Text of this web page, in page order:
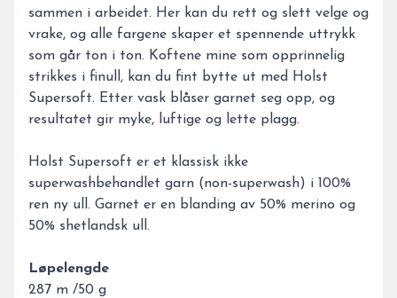
sammen i arbeidet. Her kan du rett og slett velge og
vrake, og alle fargene skaper et spennende uttrykk
som går ton i ton. Koftene mine som opprinnelig
strikkes i finull, kan du fint bytte ut med Holst
Supersoft. Etter vask blåser garnet seg opp, og
resultatet gir myke, luftige og lette plagg.
Holst Supersoft er et klassisk ikke
superwashbehandlet garn (non-superwash) i 100%
ren ny ull. Garnet er en blanding av 50% merino og
50% shetlandsk ull.
Løpelengde
287 m /50 g